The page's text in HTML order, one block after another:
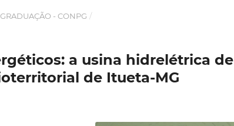
- CONPG /
a usina hidrelétrica de
de Itueta-MG